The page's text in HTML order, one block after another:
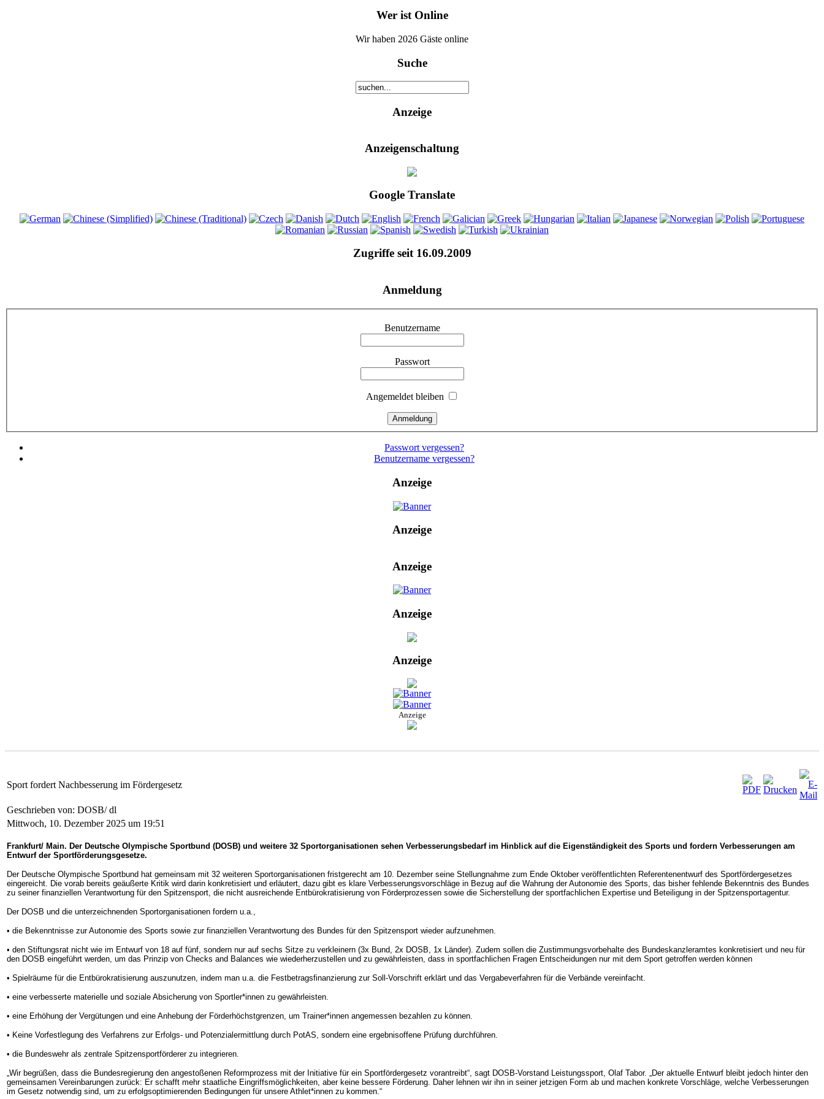
Wer ist Online
Wir haben 2026 Gäste online
Suche
Anzeige
Anzeigenschaltung
Google Translate
Zugriffe seit 16.09.2009
Anmeldung
Benutzername
Passwort
Angemeldet bleiben
Passwort vergessen?
Benutzername vergessen?
Anzeige
Anzeige
Anzeige
Anzeige
Anzeige
Anzeige
Sport fordert Nachbesserung im Fördergesetz
Geschrieben von: DOSB/ dl
Mittwoch, 10. Dezember 2025 um 19:51
Frankfurt/ Main. Der Deutsche Olympische Sportbund (DOSB) und weitere 32 Sportorganisationen sehen Verbesserungsbedarf im Hinblick auf die Eigenständigkeit des Sports und fordern Verbesserungen am
Entwurf der Sportförderungsgesetze.
Der Deutsche Olympische Sportbund hat gemeinsam mit 32 weiteren Sportorganisationen fristgerecht am 10. Dezember seine Stellungnahme zum Ende Oktober veröffentlichten Referentenentwurf des Sportfördergesetzes
eingereicht. Die vorab bereits geäußerte Kritik wird darin konkretisiert und erläutert, dazu gibt es klare Verbesserungsvorschläge in Bezug auf die Wahrung der Autonomie des Sports, das bisher fehlende Bekenntnis des Bundes
zu seiner finanziellen Verantwortung für den Spitzensport, die nicht ausreichende Entbürokratisierung von Förderprozessen sowie die Sicherstellung der sportfachlichen Expertise und Beteiligung in der Spitzensportagentur.
Der DOSB und die unterzeichnenden Sportorganisationen fordern u.a.,
• die Bekenntnisse zur Autonomie des Sports sowie zur finanziellen Verantwortung des Bundes für den Spitzensport wieder aufzunehmen.
• den Stiftungsrat nicht wie im Entwurf von 18 auf fünf, sondern nur auf sechs Sitze zu verkleinern (3x Bund, 2x DOSB, 1x Länder). Zudem sollen die Zustimmungsvorbehalte des Bundeskanzleramtes konkretisiert und neu für
den DOSB eingeführt werden, um das Prinzip von Checks and Balances wie wiederherzustellen und zu gewährleisten, dass in sportfachlichen Fragen Entscheidungen nur mit dem Sport getroffen werden können
• Spielräume für die Entbürokratisierung auszunutzen, indem man u.a. die Festbetragsfinanzierung zur Soll-Vorschrift erklärt und das Vergabeverfahren für die Verbände vereinfacht.
• eine verbesserte materielle und soziale Absicherung von Sportler*innen zu gewährleisten.
• eine Erhöhung der Vergütungen und eine Anhebung der Förderhöchstgrenzen, um Trainer*innen angemessen bezahlen zu können.
• Keine Vorfestlegung des Verfahrens zur Erfolgs- und Potenzialermittlung durch PotAS, sondern eine ergebnisoffene Prüfung durchführen.
• die Bundeswehr als zentrale Spitzensportförderer zu integrieren.
„Wir begrüßen, dass die Bundesregierung den angestoßenen Reformprozess mit der Initiative für ein Sportfördergesetz vorantreibt“, sagt DOSB-Vorstand Leistungssport, Olaf Tabor. „Der aktuelle Entwurf bleibt jedoch hinter den
gemeinsamen Vereinbarungen zurück: Er schafft mehr staatliche Eingriffsmöglichkeiten, aber keine bessere Förderung. Daher lehnen wir ihn in seiner jetzigen Form ab und machen konkrete Vorschläge, welche Verbesserungen
im Gesetz notwendig sind, um zu erfolgsoptimierenden Bedingungen für unsere Athlet*innen zu kommen.“